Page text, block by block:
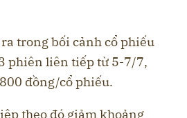
trong bối cảnh cổ phiếu
phiên liên tiếp từ 5-7/7,
đồng/cổ phiếu.
theo đó giảm khoảng